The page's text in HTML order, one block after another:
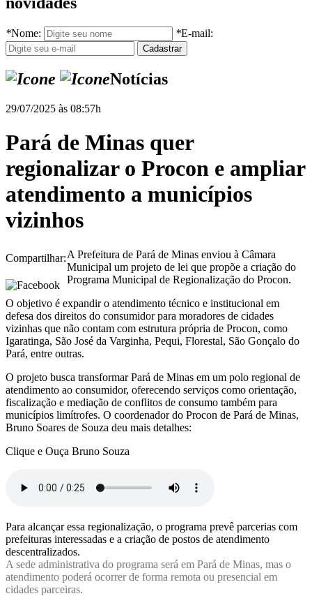
*Nome: *E-mail:
Notícias
29/07/2025 às 08:57h
Pará de Minas quer
regionalizar o Procon e ampliar
atendimento a municípios
vizinhos
Compartilhar:A Prefeitura de Pará de Minas enviou à Câmara
Municipal um projeto de lei que propõe a criação do
Programa Municipal de Regionalização do Procon.
O objetivo é expandir o atendimento técnico e institucional em
defesa dos direitos do consumidor para moradores de cidades
vizinhas que não contam com estrutura própria de Procon, como
Igaratinga, São José da Varginha, Pequi, Florestal, São Gonçalo do
Pará, entre outras.
O projeto busca transformar Pará de Minas em um polo regional de
atendimento ao consumidor, oferecendo serviços como orientação,
fiscalização e mediação de conflitos de consumo também para
municípios limítrofes. O coordenador do Procon de Pará de Minas,
Bruno Soares de Souza deu mais detalhes:
Clique e Ouça Bruno Souza
Para alcançar essa regionalização, o programa prevê parcerias com
prefeituras interessadas e a criação de postos de atendimento
descentralizados.
A sede administrativa do programa será em Pará de Minas, mas o
atendimento poderá ocorrer de forma remota ou presencial em
cidades parceiras.